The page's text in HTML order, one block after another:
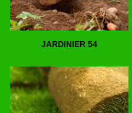
JARDINIER 54